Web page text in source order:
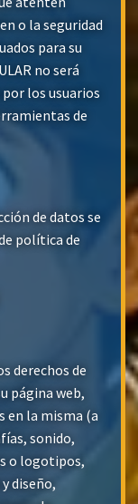
o la seguridad
para su
no será
los usuarios
de
de datos se
política de
derechos de
página web,
en la misma (a
sonido,
o logotipos,
diseño,